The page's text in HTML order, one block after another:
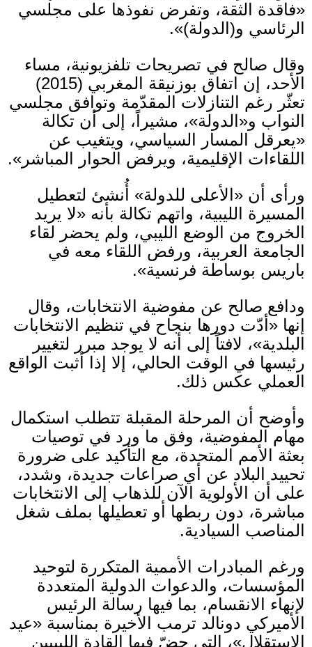
«فاقدة الثقة، وتفرض نفوذها على مجلسي
الرئاسي و(الدولة)».
وقال صالح في تصريحات تلفزيونية، مساء
الأحد، إن اتفاق بوزنيقة المغربي (2015)
تعثّر رغم التنازلات المقدّمة وتوافق مجلسي
النواب و«الدولة»، مشيراً، إلى أن تكالة
«يعرقل المسار السياسي، ويتغيب عن
اللقاءات الإقليمية، ويرفض الحوار المباشر ».
ورأى أن «الأعلى للدولة» أُنشئ لتعطيل
المسيرة الليبية، واتهم تكالة بأنه «لا يريد
الخروج من الوضع الليبي، ولم يحضر لقاء
الجامعة العربية، ورفض اللقاء معه في
باريس بوساطة فرنسية».
ودافع صالح عن مفوضية الانتخابات، وقال
إنها «أدّت دورها بنجاح في تنظيم الانتخابات
البلدية»، لافتاً إلى أنه لا يوجد مبرر لتغيير
رئيسها في الوقت الحالي، إلا إذا أثبت الواقع
العملي عكس ذلك.
وأوضح أن المرحلة المقبلة تتطلب استكمال
مهام المفوضية، وفق ما ورد في توصيات
بعثة الأمم المتحدة، مع التأكيد على ضرورة
تحييد البلاد عن أي صراعات جديدة، وشدد،
على أن الأولوية الآن للذهاب إلى الانتخابات
مباشرة، دون ربطها أو تعطيلها بملف شغل
المناصب السيادية.
ورغم المبادرات الأممية المتكررة لتوحيد
المؤسسات، والدعوات الدولية المتعددة
لإنهاء الانقسام، بما فيها رسالة الرئيس
الأميركي دونالد ترمب الأخيرة بمناسبة «عيد
الاستقلال»، التي حضّ فيها القادة الليبيين